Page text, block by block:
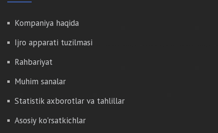
Kompaniya haqida
Ijro apparati tuzilmasi
Rahbariyat
Muhim sanalar
Statistik axborotlar va tahlillar
Asosiy ko'rsatkichlar